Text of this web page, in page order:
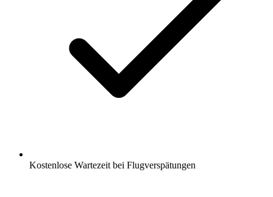
Kostenlose Wartezeit bei Flugverspätungen